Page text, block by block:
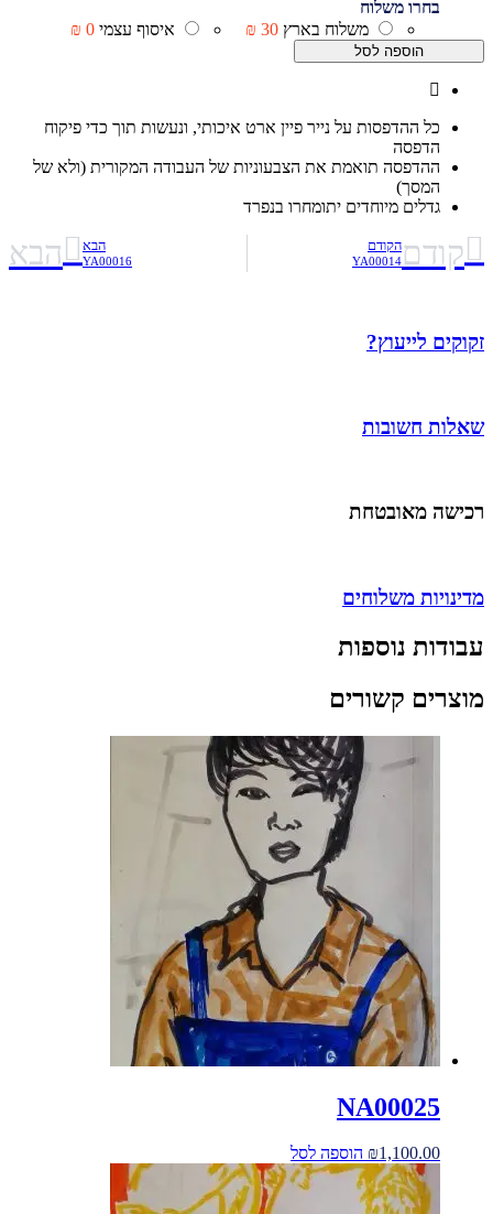
בחרו משלוח
משלוח בארץ 30 ₪ איסוף עצמי 0 ₪
הוספה לסל
כל ההדפסות על נייר פיין ארט איכותי, ונעשות תוך כדי פיקוח
הדפסה
ההדפסה תואמת את הצבעוניות של העבודה המקורית (ולא של
המסך)
גדלים מיוחדים יתומחרו בנפרד
קודםהקודם
YA00014
הבא
YA00016 הבא
זקוקים לייעוץ?
שאלות חשובות
רכישה מאובטחת
מדינויות משלוחים
עבודות נוספות
מוצרים קשורים
NA00025
₪1,100.00 הוספה לסל